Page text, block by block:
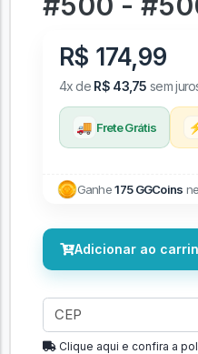
R$ 174,99
4x de R$ 43,75 sem
🚚 Frete Grátis
Ganhe175 GGCoins
Adicionar ao
Clique aqui e confira a